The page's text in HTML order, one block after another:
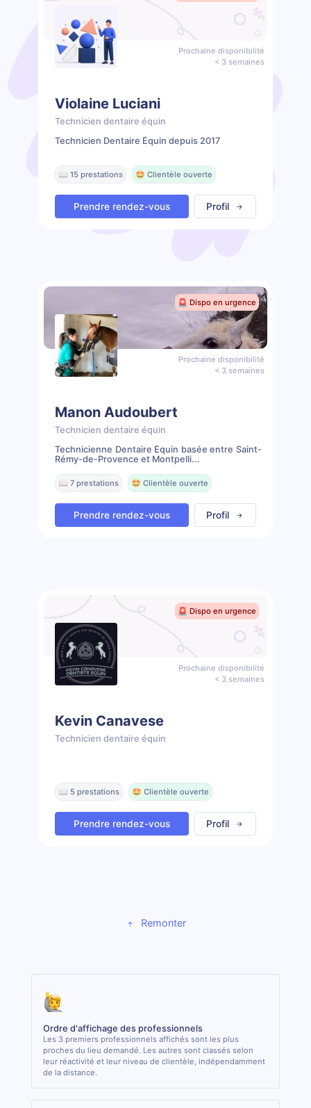
Prochaine disponibilité
< 3 semaines
Violaine Luciani
Technicien dentaire équin
Technicien Dentaire Équin depuis 2017
📖 15 prestations 🤩 Clientèle ouverte
Prendre rendez-vous Profil
🚨 Dispo en urgence
Prochaine disponibilité
< 3 semaines
Manon Audoubert
Technicien dentaire équin
Technicienne Dentaire Équin basée entre Saint-
Rémy-de-Provence et Montpelli...
📖 7 prestations 🤩 Clientèle ouverte
Prendre rendez-vous Profil
🚨 Dispo en urgence
Prochaine disponibilité
< 3 semaines
Kevin Canavese
Technicien dentaire équin
📖 5 prestations 🤩 Clientèle ouverte
Prendre rendez-vous Profil
Remonter
Ordre d'affichage des professionnels
Les 3 premiers professionnels affichés sont les plus
proches du lieu demandé. Les autres sont classés selon
leur réactivité et leur niveau de clientèle, indépendamment
de la distance.